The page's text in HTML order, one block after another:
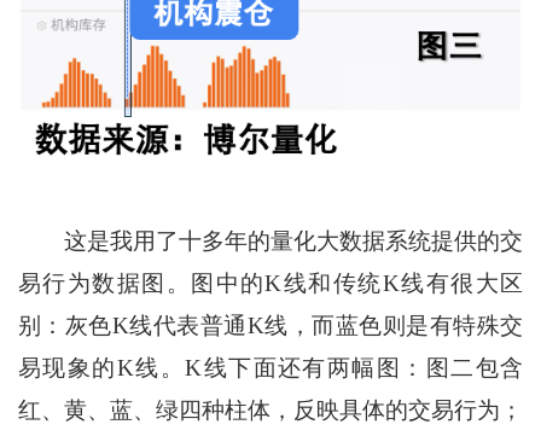
这是我用了十多年的量化大数据系统提供的交
易行为数据图。图中的K线和传统K线有很大区
别：灰色K线代表普通K线，而蓝色则是有特殊交
易现象的K线。K线下面还有两幅图：图二包含
红、黄、蓝、绿四种柱体，反映具体的交易行为；